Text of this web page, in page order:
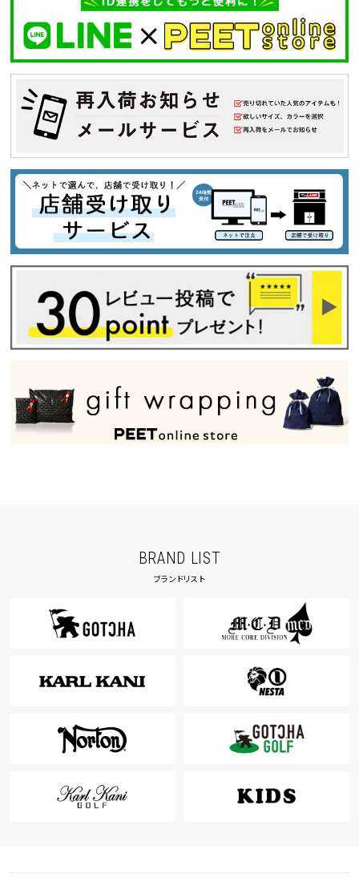
キーワードから探す
search
価格から探す
円
カテゴリ
S
M
L
XL
XXL
XXXL
29inc
30inc
32inc
カラー
BRAND LIST
ブランドリスト